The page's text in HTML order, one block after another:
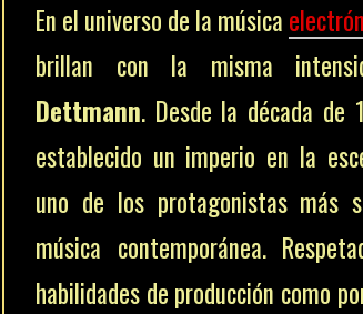
En el universo de la música
brillan con la misma
Dettmann. Desde la década de
establecido un imperio en la
uno de los protagonistas más
música contemporánea.
habilidades de producción como